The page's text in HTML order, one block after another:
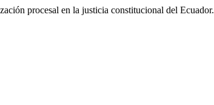
procesal en la justicia constitucional del Ecuador.